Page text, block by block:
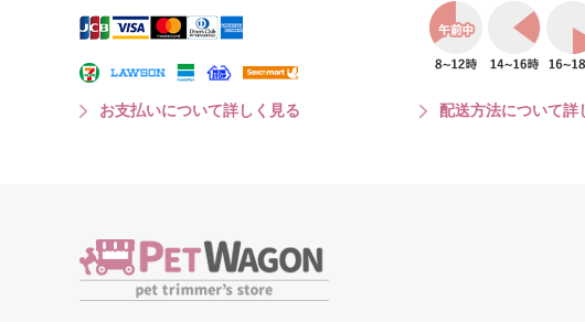
お支払いについて詳しく見る 配送方法について詳